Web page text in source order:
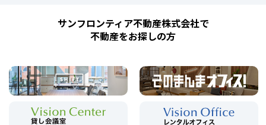
サンフロンティア不動産株式会社で
不動産をお探しの方